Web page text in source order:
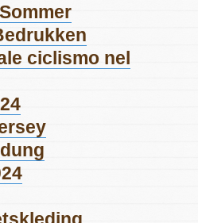
ciclismo nel